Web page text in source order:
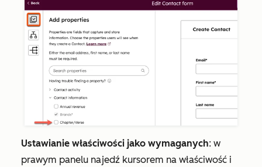
Ustawianie właściwości jako wymaganych: w
prawym panelu najedź kursorem na właściwość i